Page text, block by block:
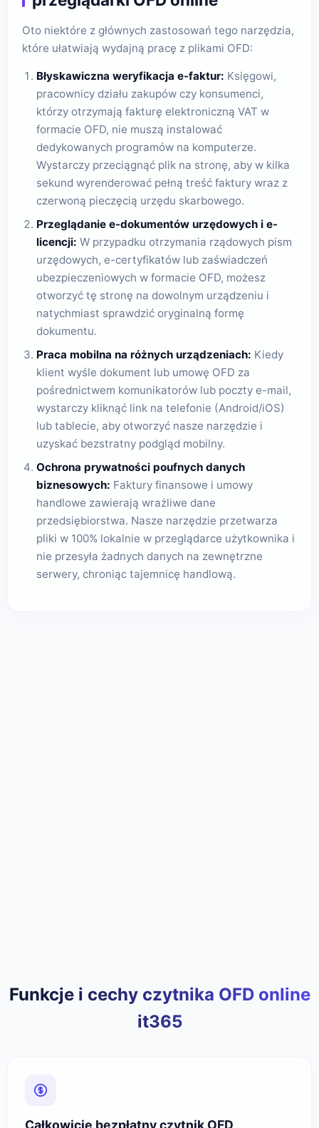
Oto niektóre z głównych zastosowań tego narzędzia,
które ułatwiają wydajną pracę z plikami OFD:
Błyskawiczna weryfikacja e-faktur: Księgowi,
pracownicy działu zakupów czy konsumenci,
którzy otrzymają fakturę elektroniczną VAT w
formacie OFD, nie muszą instalować
dedykowanych programów na komputerze.
Wystarczy przeciągnąć plik na stronę, aby w kilka
sekund wyrenderować pełną treść faktury wraz z
czerwoną pieczęcią urzędu skarbowego.
Przeglądanie e-dokumentów urzędowych i e-
licencji: W przypadku otrzymania rządowych pism
urzędowych, e-certyfikatów lub zaświadczeń
ubezpieczeniowych w formacie OFD, możesz
otworzyć tę stronę na dowolnym urządzeniu i
natychmiast sprawdzić oryginalną formę
dokumentu.
Praca mobilna na różnych urządzeniach: Kiedy
klient wyśle dokument lub umowę OFD za
pośrednictwem komunikatorów lub poczty e-mail,
wystarczy kliknąć link na telefonie (Android/iOS)
lub tablecie, aby otworzyć nasze narzędzie i
uzyskać bezstratny podgląd mobilny.
Ochrona prywatności poufnych danych
biznesowych: Faktury finansowe i umowy
handlowe zawierają wrażliwe dane
przedsiębiorstwa. Nasze narzędzie przetwarza
pliki w 100% lokalnie w przeglądarce użytkownika i
nie przesyła żadnych danych na zewnętrzne
serwery, chroniąc tajemnicę handlową.
Funkcje i cechy czytnika OFD online
it365
Całkowicie bezpłatny czytnik OFD